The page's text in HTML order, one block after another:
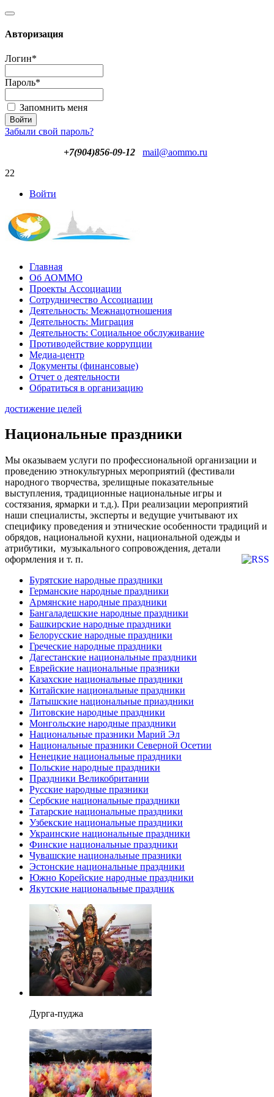
Авторизация
Логин*
Пароль*
Запомнить меня
Забыли свой пароль?
+7(904)856-09-12
mail@aommo.ru
22
Войти
Главная
Об АОММО
Проекты Ассоциации
Сотрудничество Ассоциации
Деятельность: Межнацотношения
Деятельность: Миграция
Деятельность: Социальное обслуживание
Противодействие коррупции
Медиа-центр
Документы (финансовые)
Отчет о деятельности
Обратиться в организацию
достижение целей
Национальные праздники
Мы оказываем услуги по профессиональной организации и
проведению этнокультурных мероприятий (фестивали
народного творчества, зрелищные показательные
выступления, традиционные национальные игры и
состязания, ярмарки и т.д.). При реализации мероприятий
наши специалисты, эксперты и ведущие учитывают их
специфику проведения и этнические особенности традиций и
обрядов, национальной кухни, национальной одежды и
атрибутики, музыкального сопровождения, детали
оформления и т. п.
Бурятские народные праздники
Германские народные праздники
Армянские народные праздники
Бангаладешские народные праздники
Башкирские народные праздники
Белорусские народные праздники
Греческие народные праздники
Дагестанские национальные праздники
Еврейские национальные празники
Казахские национальные праздники
Китайские национальные праздники
Латышские национальные приаздники
Литовские народные праздники
Монгольские народные праздники
Национальные празники Марий Эл
Национальные празники Северной Осетии
Ненецкие национальные праздники
Польские народные праздники
Праздники Великобритании
Русские народные празники
Сербские национальные праздники
Татарские национальные праздники
Узбекские национальные праздники
Украинские национальные праздники
Финские национальные праздники
Чувашские национальные празники
Эстонские национальные праздники
Южно Корейские народные праздники
Якутские национальные праздник
Дурга-пуджа